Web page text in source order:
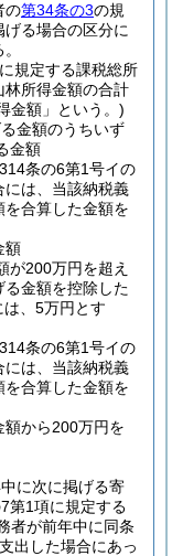
の第34条の3の規
げる場合の区分に
に規定する課税総所
林所得金額の合計
金額」という。)
金額のうちいず
金額
条の6第1号イの
には、当該納税義
合算した金額を
額
が200万円を超え
る金額を控除した
、5万円とす
条の6第1号イの
には、当該納税義
合算した金額を
額から200万円を
に次に掲げる寄
第1項に規定する
者が前年中に同条
出した場合にあっ